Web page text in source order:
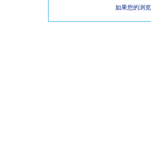
如果您的浏